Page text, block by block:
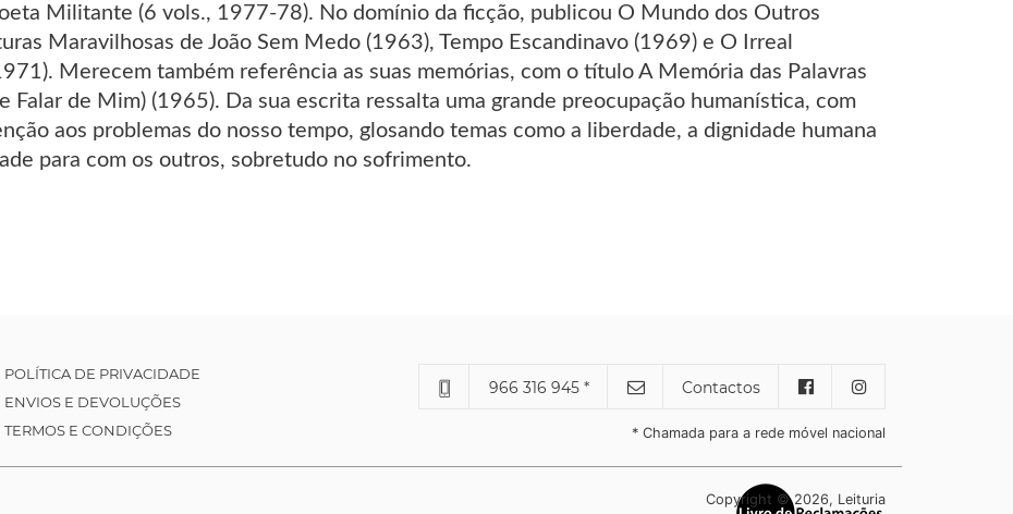
Militante (6 vols., 1977-78). No domínio da ficção, publicou O Mundo dos Outros
Maravilhosas de João Sem Medo (1963), Tempo Escandinavo (1969) e O Irreal
Merecem também referência as suas memórias, com o título A Memória das Palavras
Falar de Mim) (1965). Da sua escrita ressalta uma grande preocupação humanística, com
aos problemas do nosso tempo, glosando temas como a liberdade, a dignidade humana
para com os outros, sobretudo no sofrimento.
POLÍTICA DE PRIVACIDADE
ENVIOS E DEVOLUÇÕES
TERMOS E CONDIÇÕES
966 316 945 * Contactos
* Chamada para a rede móvel nacional
Copyright © 2026, Leituria